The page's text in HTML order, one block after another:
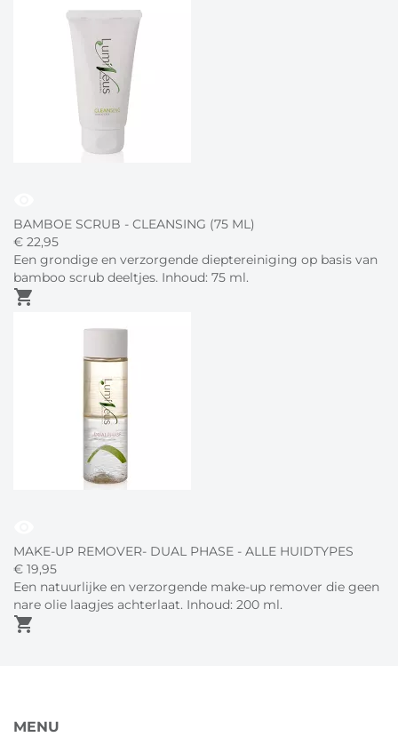
BAMBOE SCRUB - CLEANSING (75 ML)
€ 22,95
Een grondige en verzorgende dieptereiniging op basis van
bamboo scrub deeltjes. Inhoud: 75 ml.
shopping_cart
MAKE-UP REMOVER- DUAL PHASE - ALLE HUIDTYPES
€ 19,95
Een natuurlijke en verzorgende make-up remover die geen
nare olie laagjes achterlaat. Inhoud: 200 ml.
shopping_cart
MENU